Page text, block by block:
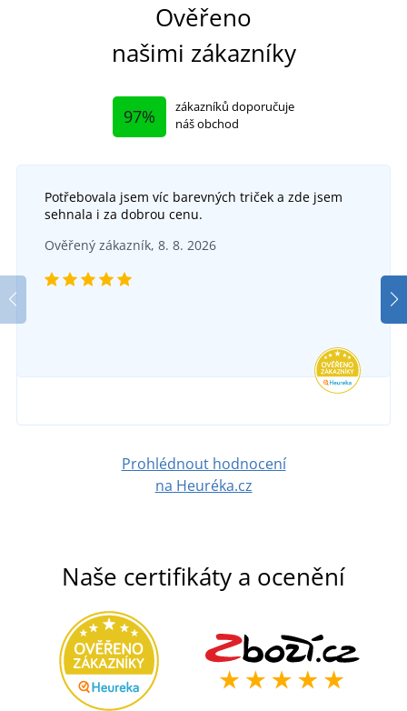
Ověřeno
našimi zákazníky
97%
zákazníků doporučuje
náš obchod
Potřebovala jsem víc barevných triček a zde jsem
sehnala i za dobrou cenu.
Ověřený zákazník, 8. 8. 2026
Prohlédnout hodnocení
na Heuréka.cz
Naše certifikáty a ocenění